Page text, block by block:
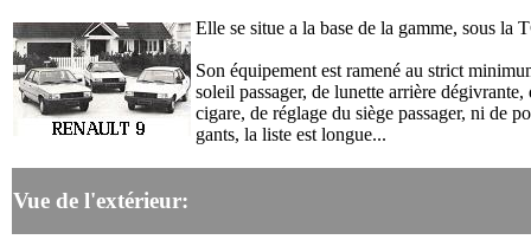
Elle se situe a la base de la gamme, sous la
Son équipement est ramené au strict
soleil passager, de lunette arrière dégivrante,
cigare, de réglage du siège passager, ni de
gants, la liste est longue...
Vue de l'extérieur: